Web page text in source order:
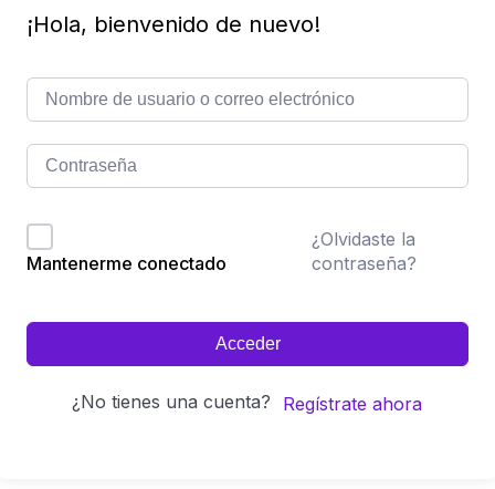
¡Hola, bienvenido de nuevo!
Mantenerme conectado
¿Olvidaste la
contraseña?
Acceder
¿No tienes una cuenta? Regístrate ahora